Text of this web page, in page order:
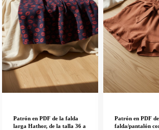
Patrón en PDF de la falda
larga Hathor, de la talla 36 a
Patrón en PDF de
falda/pantalón